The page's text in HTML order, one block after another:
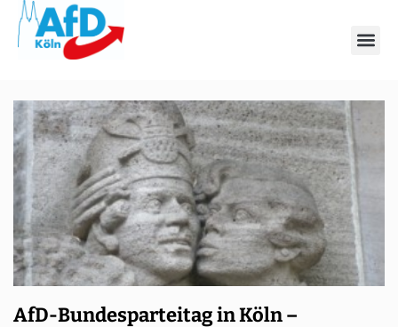
Schlagwort: Brings
AfD-Bundesparteitag in Köln –